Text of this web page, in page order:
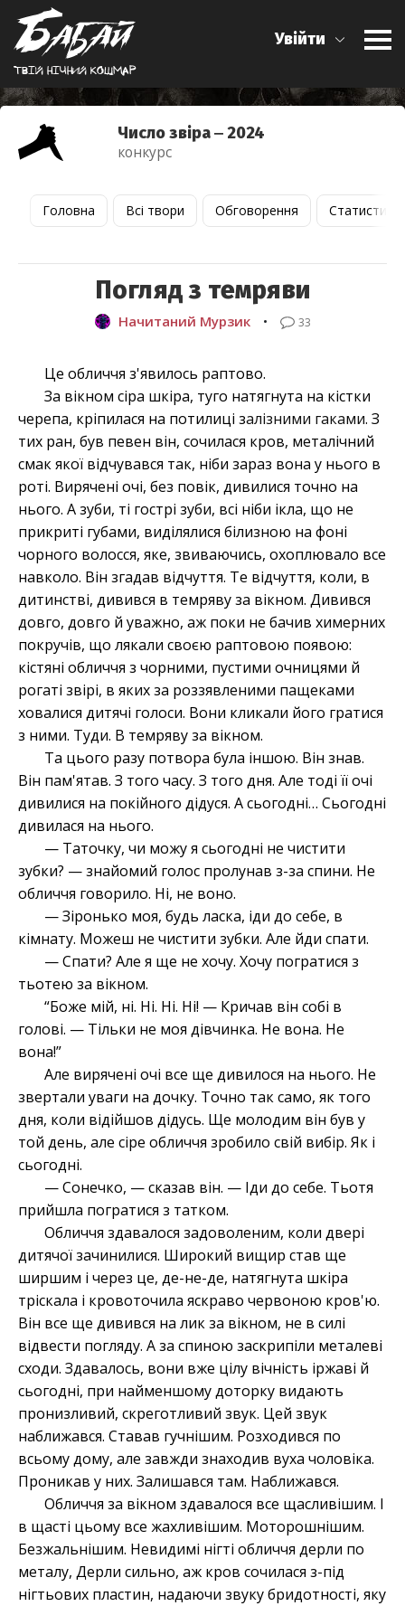
Твiй нiчний кошмар
Увійти
Число звіра ‒ 2024
конкурс
Головна Всі твори Обговорення Статистика
Погляд з темряви
Начитаний Мурзик • 33
Це обличчя з'явилось раптово.
За вікном сіра шкіра, туго натягнута на кістки
черепа, кріпилася на потилиці залізними гаками. З
тих ран, був певен він, сочилася кров, металічний
смак якої відчувався так, ніби зараз вона у нього в
роті. Вирячені очі, без повік, дивилися точно на
нього. А зуби, ті гострі зуби, всі ніби ікла, що не
прикриті губами, виділялися білизною на фоні
чорного волосся, яке, звиваючись, охоплювало все
навколо. Він згадав відчуття. Те відчуття, коли, в
дитинстві, дивився в темряву за вікном. Дивився
довго, довго й уважно, аж поки не бачив химерних
покручів, що лякали своєю раптовою появою:
кістяні обличчя з чорними, пустими очницями й
рогаті звірі, в яких за роззявленими пащеками
ховалися дитячі голоси. Вони кликали його гратися
з ними. Туди. В темряву за вікном.
Та цього разу потвора була іншою. Він знав.
Він пам'ятав. З того часу. З того дня. Але тоді її очі
дивилися на покійного дідуся. А сьогодні… Сьогодні
дивилася на нього.
— Таточку, чи можу я сьогодні не чистити
зубки? — знайомий голос пролунав з-за спини. Не
обличчя говорило. Ні, не воно.
— Зіронько моя, будь ласка, іди до себе, в
кімнату. Можеш не чистити зубки. Але йди спати.
— Спати? Але я ще не хочу. Хочу погратися з
тьотею за вікном.
“Боже мій, ні. Ні. Ні. Ні! — Кричав він собі в
голові. — Тільки не моя дівчинка. Не вона. Не
вона!”
Але вирячені очі все ще дивилося на нього. Не
звертали уваги на дочку. Точно так само, як того
дня, коли відійшов дідусь. Ще молодим він був у
той день, але сіре обличчя зробило свій вибір. Як і
сьогодні.
— Сонечко, — сказав він. — Іди до себе. Тьотя
прийшла погратися з татком.
Обличчя здавалося задоволеним, коли двері
дитячої зачинилися. Широкий вищир став ще
ширшим і через це, де-не-де, натягнута шкіра
тріскала і кровоточила яскраво червоною кров'ю.
Він все ще дивився на лик за вікном, не в силі
відвести погляду. А за спиною заскрипіли металеві
сходи. Здавалось, вони вже цілу вічність іржаві й
сьогодні, при найменшому доторку видають
пронизливий, скреготливий звук. Цей звук
наближався. Ставав гучнішим. Розходився по
всьому дому, але завжди знаходив вуха чоловіка.
Проникав у них. Залишався там. Наближався.
Обличчя за вікном здавалося все щасливішим. І
в щасті цьому все жахливішим. Моторошнішим.
Безжальнішим. Невидимі нігті обличчя дерли по
металу, Дерли сильно, аж кров сочилася з-під
нігтьових пластин, надаючи звуку бридотності, яку